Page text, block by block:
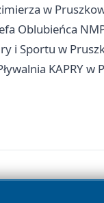
w
Oblubieńca
i Sportu w
KAPRY